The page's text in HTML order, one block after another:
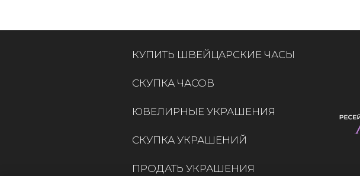
КУПИТЬ ШВЕЙЦАРСКИЕ ЧАСЫ
СКУПКА ЧАСОВ
ЮВЕЛИРНЫЕ УКРАШЕНИЯ
СКУПКА УКРАШЕНИЙ
ПРОДАТЬ УКРАШЕНИЯ